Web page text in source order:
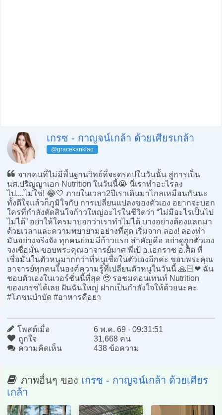
เกรซ - กาญจน์เกล้า ด้วยเศียรเกล้า
@gracekanklao
จากคนที่ไม่มีพื้นฐานวิทย์ที่จะดรอปในวันนั้น สู่การเป็น
นศ.ปริญญาเอก Nutrition ในวันนี้😭 นี่เราทำอะไรลง
ไป....ไม่ใช่! 😂🤍 ภายในเวลา2ปีเราเดินมาไกลเหมือนกันนะ
ทั้งดีใจแล้วก็ภูมิใจกับ การเปลี่ยนแปลงของตัวเอง อยากจะบอก
ใครที่กำลังตัดสินใจก้าวใหญ่อะไรในชีวิตว่า “ไม่มีอะไรเป็นไป
ไม่ได้” อย่าให้ใครมาบอกว่าเราทำไม่ได้ บางอย่างต้องแลกมา
ด้วยเวลาและความพยายามอย่างที่สุด เริ่มจาก ลอง! ลองทำ
มันอย่างจริงจัง ทุกคนย่อมมีก้าวแรก สำคัญคือ อย่าดูถูกตัวเอง
จงเชื่อมั่น ขอบพระคุณอาจารย์มาศ พี่เป้ อ.เอกราช อ.ศิต ที่
เชื่อมั่นในตัวหนูมากกว่าที่หนูเชื่อในตัวเองอีกค่ะ ขอบพระคุณ
อาจารย์ทุกคนในองค์ความรู้ที่เปลี่ยนตัวหนูในวันนี้ 🙏🏻❤️ ฉัน
ชอบตัวเองในเวอร์ชั่นนี้ที่สุด 🥹 รอชมคอนเทนท์ Nutrition
ของเกรซได้เลย ฝันฉันใหญ่ ฝากเป็นกำลังใจให้ด้วยนะคะ
#โภชนบำบัด #อาหารคือยา
โพสต์เมื่อ
6 พ.ค. 69 - 09:31:51
ถูกใจ
31,668 คน
ความคิดเห็น
438 ข้อความ
ภาพอื่นๆ ของ เกรซ - กาญจน์เกล้า ด้วยเศียร
เกล้า